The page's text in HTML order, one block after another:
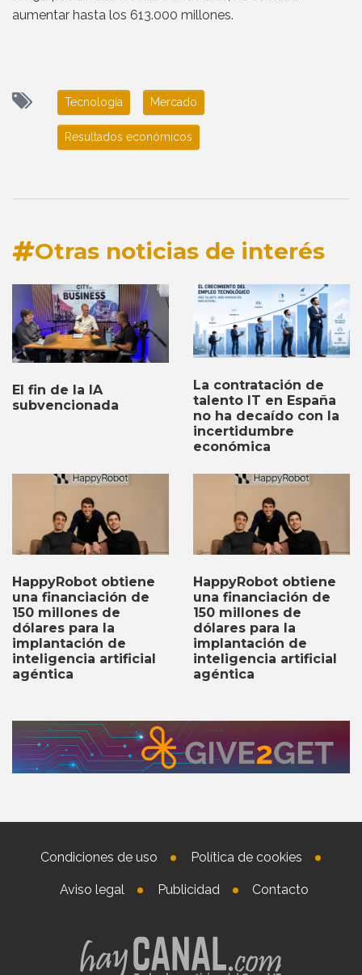
aumentar hasta los 613.000 millones.
Tecnología Mercado
Resultados económicos
Otras noticias de interés
El fin de la IA
subvencionada
La contratación de
talento IT en España
no ha decaído con la
incertidumbre
económica
HappyRobot obtiene
una financiación de
150 millones de
dólares para la
implantación de
inteligencia artificial
agéntica
HappyRobot obtiene
una financiación de
150 millones de
dólares para la
implantación de
inteligencia artificial
agéntica
Condiciones de uso Política de cookies
Aviso legal Publicidad Contacto